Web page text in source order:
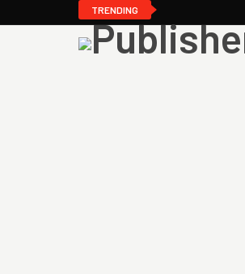
TRENDING